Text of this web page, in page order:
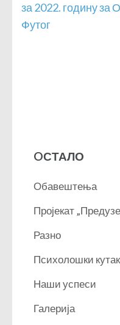
за 2022. годину за
Футог
OСТАЛО
Обавештења
Пројекат
Разно
Психолошки кутак
Наши успеси
Галерија